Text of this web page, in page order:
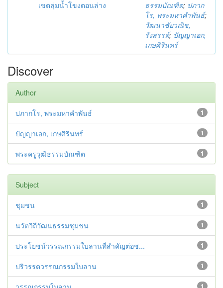
เขตลุ่มน้ำโขงตอนล่าง
ธรรมบัณฑิต; ปภาก
โร, พระมหาคำพันธ์;
วัฒนาชัยวณิช,
รังสรรค์; ปัญญาเอก,
เกษศิรินทร์
Discover
Author
1
ปภากโร, พระมหาคำพันธ์
1
ปัญญาเอก, เกษศิรินทร์
1
พระครูวุฒิธรรมบัณฑิต
Subject
1
ชุมชน
1
นวัตวิถีวัฒนธรรมชุมชน
1
ประโยชน์วรรณกรรมใบลานที่สำคัญต่อช...
1
ปริวรรตวรรณกรรมใบลาน
1